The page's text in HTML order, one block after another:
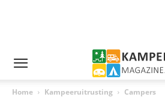
Home Kampeeruitrusting Campers